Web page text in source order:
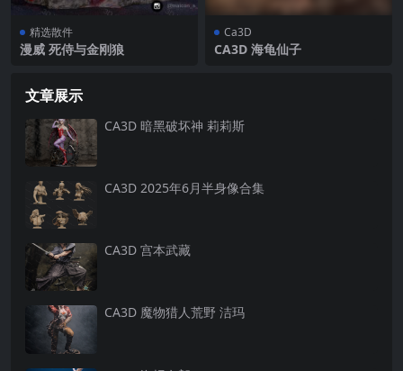
精选散件
漫威 死侍与金刚狼
Ca3D
CA3D 海龟仙子
文章展示
CA3D 暗黑破坏神 莉莉斯
CA3D 2025年6月半身像合集
CA3D 宫本武藏
CA3D 魔物猎人荒野 洁玛